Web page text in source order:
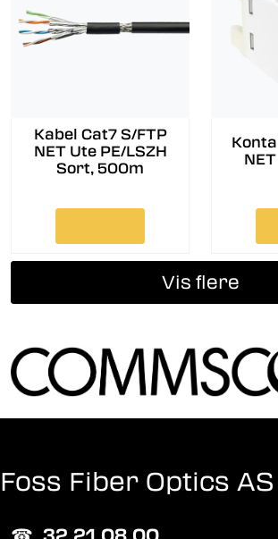
Kabel Cat7 S/FTP
NET Ute PE/LSZH
Sort, 500m
Vis flere
Foss Fiber Optics AS